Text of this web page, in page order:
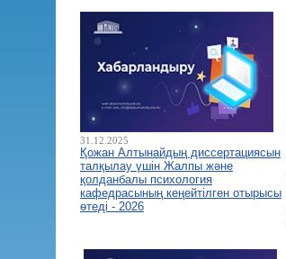
31.12.2025
Қожан Алтынайдың диссертациясын
талқылау үшін Жалпы және
қолданбалы психология
кафедрасының кеңейтілген отырысы
өтеді - 2026